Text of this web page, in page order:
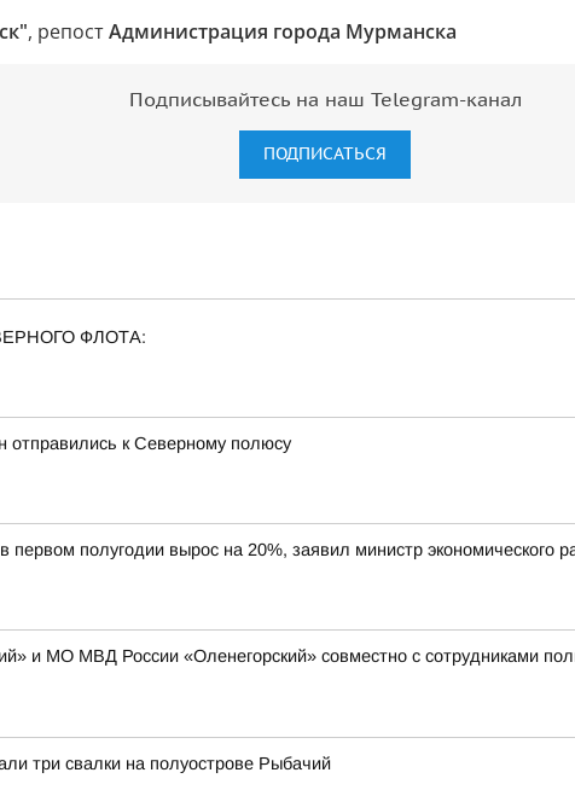
, репостАдминистрация города Мурманска
Подписывайтесь на наш Telegram-канал
ПОДПИСАТЬСЯ
ФЛОТА:
отправились к Северному полюсу
первом полугодии вырос на 20%, заявил министр экономического
и МО МВД России «Оленегорский» совместно с сотрудниками
три свалки на полуострове Рыбачий